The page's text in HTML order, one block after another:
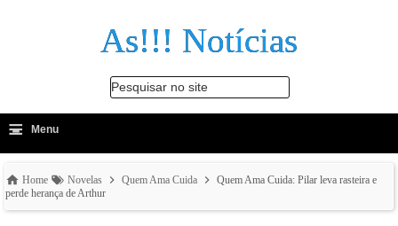
As!!! Notícias
Pesquisar no site
-
≡ Menu
Home Novelas Quem Ama Cuida
Quem Ama Cuida: Pilar leva rasteira e
perde herança de Arthur